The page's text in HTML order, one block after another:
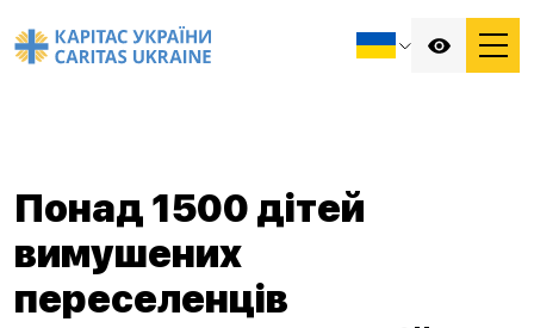
Понад 1500 дітей
вимушених
переселенців